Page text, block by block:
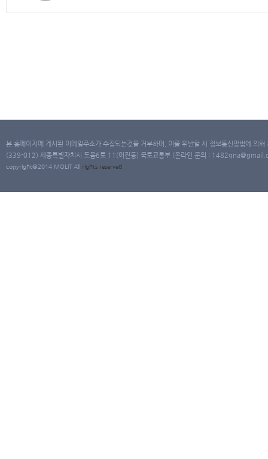
본 홈페이지에 게시된 이메일주소가 수집되는것을 거부하며, 이를 위반할 시 정보통신망법에 의
(339-012) 세종특별자치시 도움6로 11(어진동) 국토교통부 (온라인 문의 :
copyright@2014 MOLIT All rights reserved.